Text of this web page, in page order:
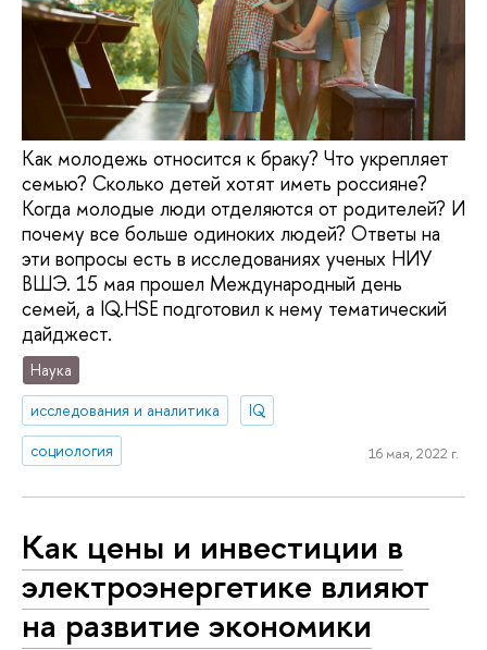
Как молодежь относится к браку? Что укрепляет
семью? Сколько детей хотят иметь россияне?
Когда молодые люди отделяются от родителей? И
почему все больше одиноких людей? Ответы на
эти вопросы есть в исследованиях ученых НИУ
ВШЭ. 15 мая прошел Международный день
семей, а IQ.HSE подготовил к нему тематический
дайджест.
Наука
исследования и аналитика
IQ
социология
16 мая, 2022 г.
Как цены и инвестиции в
электроэнергетике влияют
на развитие экономики